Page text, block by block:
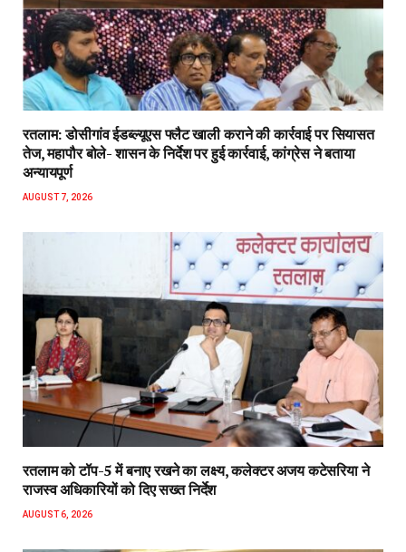
रतलाम: डोसीगांव ईडब्ल्यूएस फ्लैट खाली कराने की कार्रवाई पर सियासत
तेज, महापौर बोले- शासन के निर्देश पर हुई कार्रवाई, कांग्रेस ने बताया
अन्यायपूर्ण
AUGUST 7, 2026
रतलाम को टॉप-5 में बनाए रखने का लक्ष्य, कलेक्टर अजय कटेसरिया ने
राजस्व अधिकारियों को दिए सख्त निर्देश
AUGUST 6, 2026